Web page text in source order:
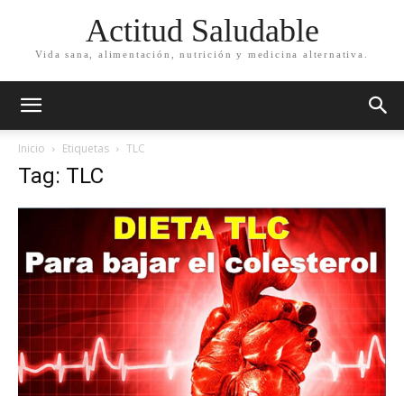
Actitud Saludable
Vida sana, alimentación, nutrición y medicina alternativa.
Inicio Etiquetas TLC
Tag: TLC